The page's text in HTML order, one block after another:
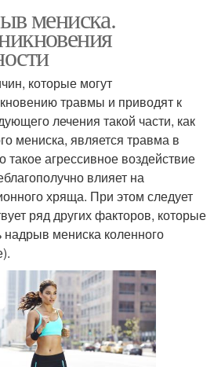
мениска.
которые могут
травмы и приводят к
лечения такой части, как
мениска, является травма в
агрессивное воздействие
влияет на
хряща. При этом следует
ряд других факторов, которые
надрыв мениска коленного